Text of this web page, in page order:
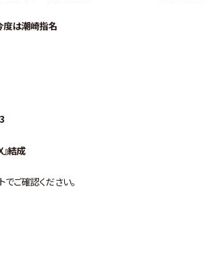
度は潮崎指名
結成
ご確認ください。